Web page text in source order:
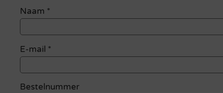
Naam *
E-mail *
Bestelnummer